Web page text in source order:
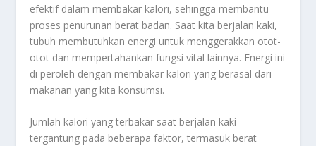
efektif dalam membakar kalori, sehingga membantu
proses penurunan berat badan. Saat kita berjalan kaki,
tubuh membutuhkan energi untuk menggerakkan otot-
otot dan mempertahankan fungsi vital lainnya. Energi ini
di peroleh dengan membakar kalori yang berasal dari
makanan yang kita konsumsi.
Jumlah kalori yang terbakar saat berjalan kaki
tergantung pada beberapa faktor, termasuk berat